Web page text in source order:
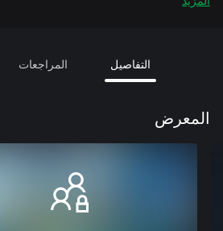
التفاصيل المراجعات
المعرض